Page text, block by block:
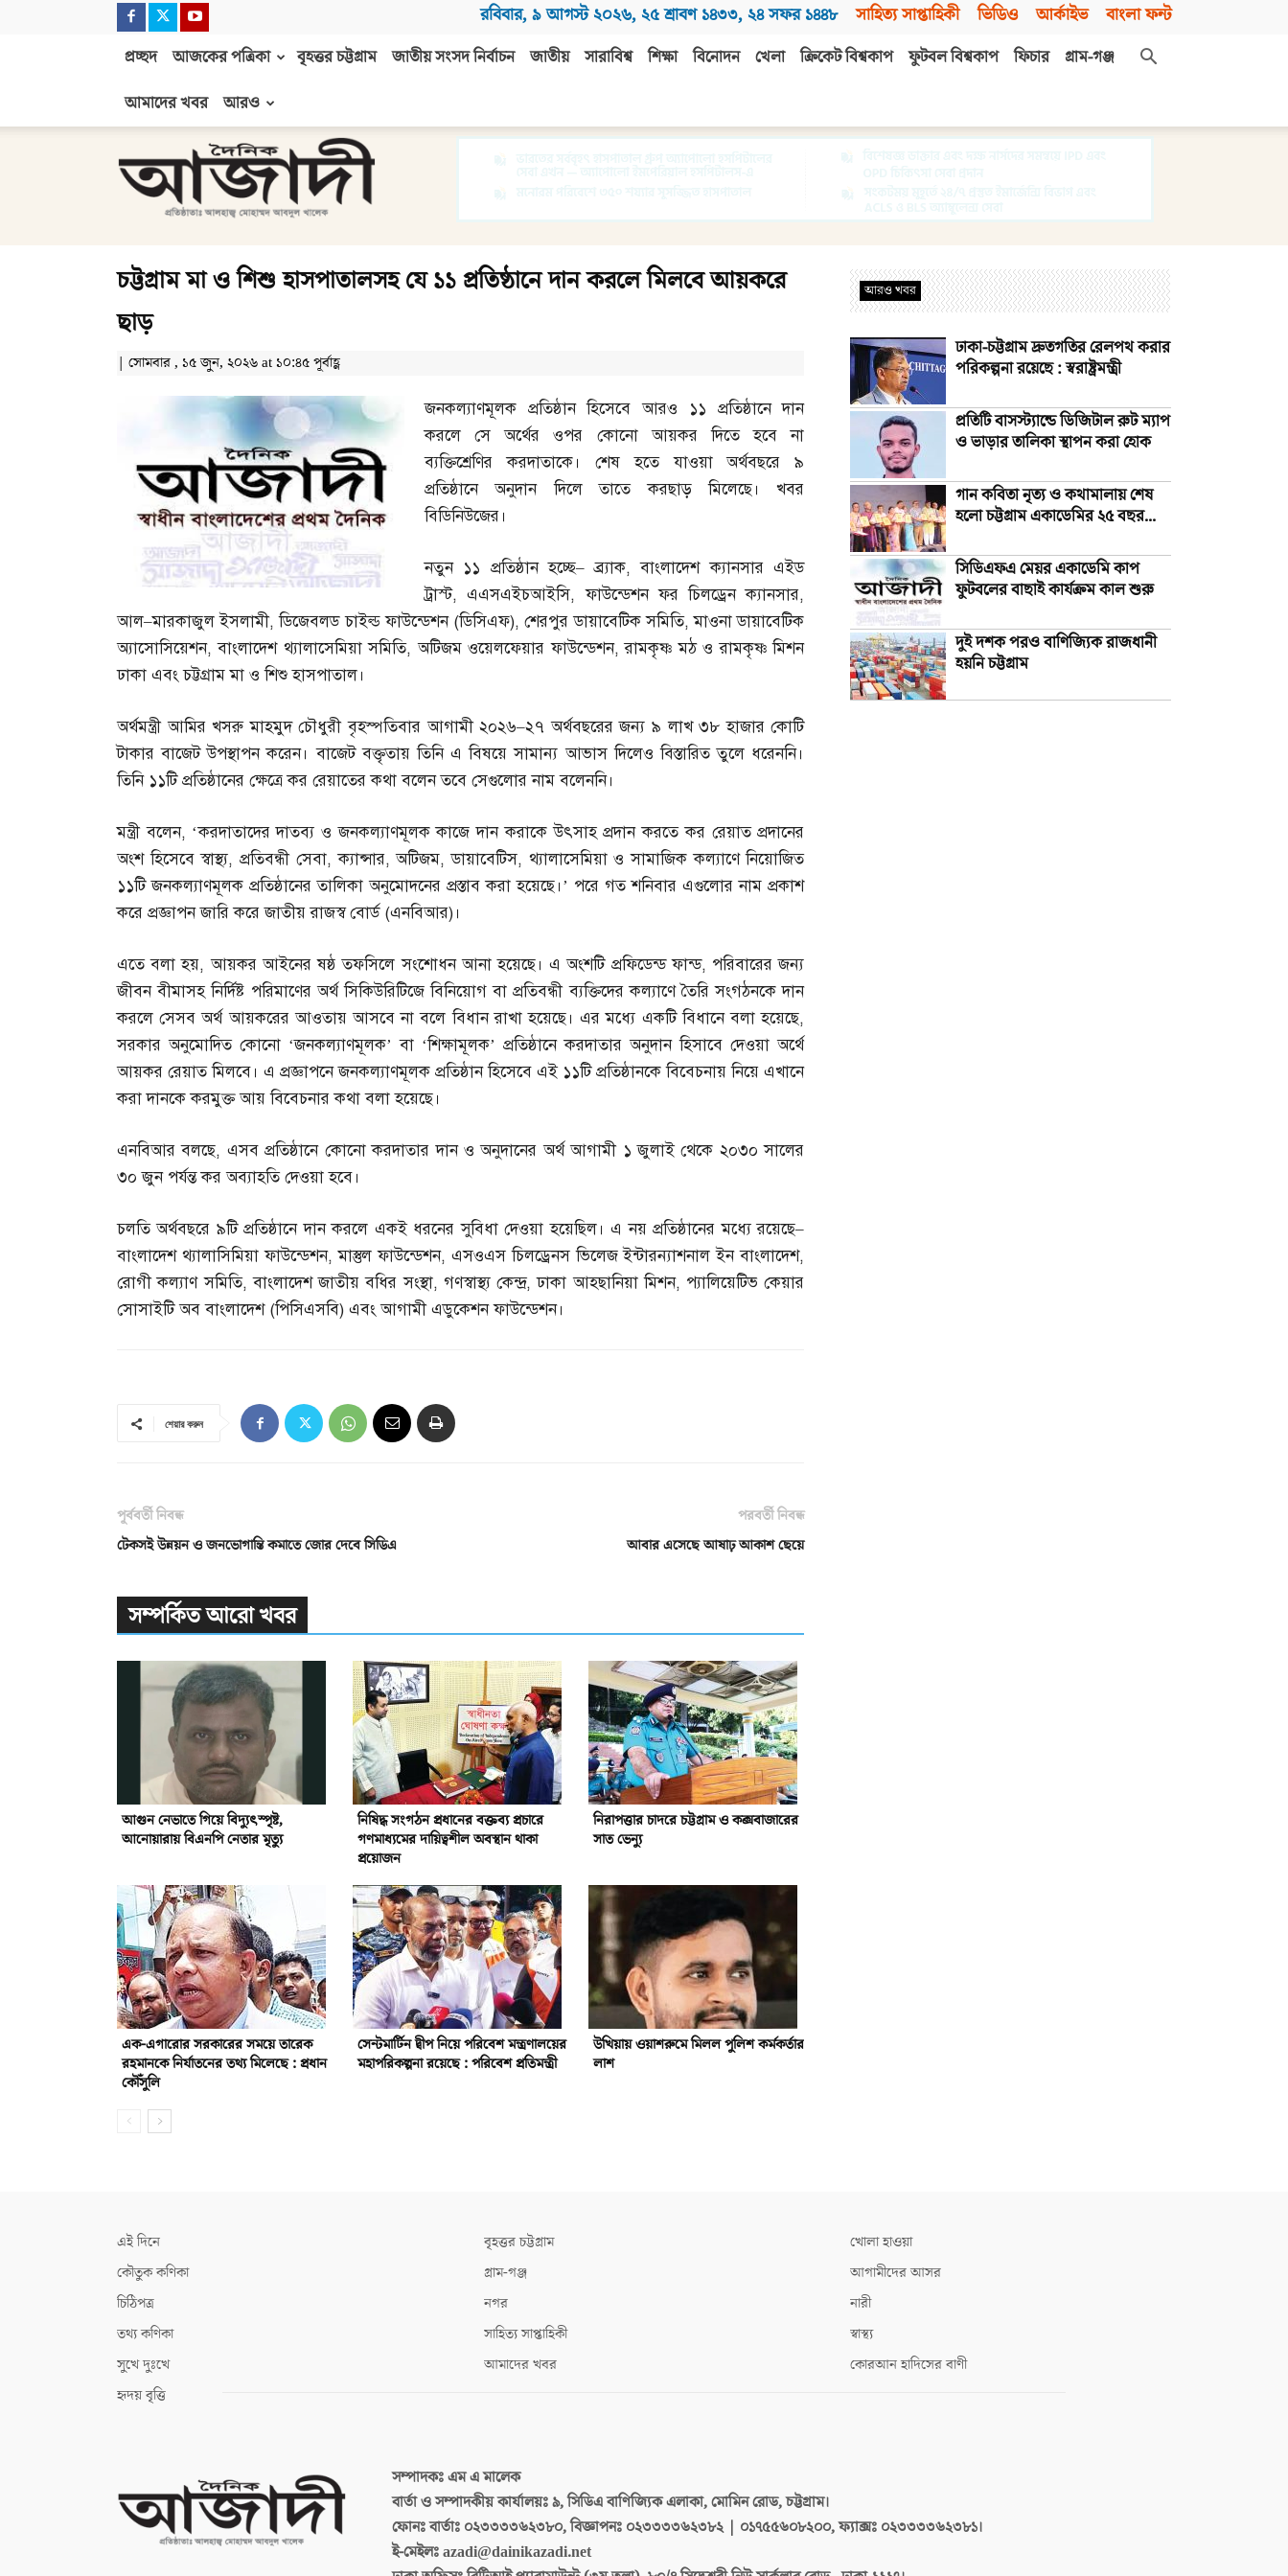
রবিবার, ৯ আগস্ট ২০২৬, ২৫ শ্রাবণ ১৪৩৩, ২৪ সফর ১৪৪৮ সাহিত্য সাপ্তাহিকী ভিডিও আর্কাইভ বাংলা ফন্ট
প্রচ্ছদ আজকের পত্রিকা বৃহত্তর চট্টগ্রাম জাতীয় সংসদ নির্বাচন জাতীয় সারাবিশ্ব শিক্ষা বিনোদন খেলা ক্রিকেট বিশ্বকাপ ফুটবল বিশ্বকাপ ফিচার
গ্রাম-গঞ্জ
আমাদের খবর
আরও
আজাদী
চট্টগ্রাম মা ও শিশু হাসপাতালসহ যে ১১ প্রতিষ্ঠানে দান করলে মিলবে আয়করে
ছাড়
| সোমবার , ১৫ জুন, ২০২৬ at ১০:৪৫ পূর্বাহ্ণ
জনকল্যাণমূলক প্রতিষ্ঠান হিসেবে আরও ১১ প্রতিষ্ঠানে দান
করলে সে অর্থের ওপর কোনো আয়কর দিতে হবে না
ব্যক্তিশ্রেণির করদাতাকে। শেষ হতে যাওয়া অর্থবছরে ৯
প্রতিষ্ঠানে অনুদান দিলে তাতে করছাড় মিলেছে। খবর
বিডিনিউজের।
নতুন ১১ প্রতিষ্ঠান হচ্ছে–ব্র্যাক,বাংলাদেশ ক্যানসার এইড
ট্রাস্ট,এএসএইচআইসি,ফাউন্ডেশন ফর চিলড্রেন ক্যানসার,
আল–মারকাজুল ইসলামী,ডিজেবলড চাইল্ড ফাউন্ডেশন (ডিসিএফ),শেরপুর ডায়াবেটিক সমিতি,মাওনা ডায়াবেটিক
অ্যাসোসিয়েশন,বাংলাদেশ থ্যালাসেমিয়া সমিতি,অটিজম ওয়েলফেয়ার ফাউন্ডেশন,রামকৃষ্ণ মঠ ও রামকৃষ্ণ মিশন
ঢাকা এবং চট্টগ্রাম মা ও শিশু হাসপাতাল।
অর্থমন্ত্রী আমির খসরু মাহমুদ চৌধুরী বৃহস্পতিবার আগামী ২০২৬–২৭ অর্থবছরের জন্য ৯ লাখ ৩৮ হাজার কোটি
টাকার বাজেট উপস্থাপন করেন। বাজেট বক্তৃতায় তিনি এ বিষয়ে সামান্য আভাস দিলেও বিস্তারিত তুলে ধরেননি।
তিনি ১১টি প্রতিষ্ঠানের ক্ষেত্রে কর রেয়াতের কথা বলেন তবে সেগুলোর নাম বলেননি।
মন্ত্রী বলেন, ‘করদাতাদের দাতব্য ও জনকল্যাণমূলক কাজে দান করাকে উৎসাহ প্রদান করতে কর রেয়াত প্রদানের
অংশ হিসেবে স্বাস্থ্য,প্রতিবন্ধী সেবা,ক্যান্সার,অটিজম,ডায়াবেটিস, থ্যালাসেমিয়া ও সামাজিক কল্যাণে নিয়োজিত
১১টি জনকল্যাণমূলক প্রতিষ্ঠানের তালিকা অনুমোদনের প্রস্তাব করা হয়েছে।’ পরে গত শনিবার এগুলোর নাম প্রকাশ
করে প্রজ্ঞাপন জারি করে জাতীয় রাজস্ব বোর্ড (এনবিআর)।
এতে বলা হয়,আয়কর আইনের ষষ্ঠ তফসিলে সংশোধন আনা হয়েছে। এ অংশটি প্রফিডেন্ড ফান্ড, পরিবারের জন্য
জীবন বীমাসহ নির্দিষ্ট পরিমাণের অর্থ সিকিউরিটিজে বিনিয়োগ বা প্রতিবন্ধী ব্যক্তিদের কল্যাণে তৈরি সংগঠনকে দান
করলে সেসব অর্থ আয়করের আওতায় আসবে না বলে বিধান রাখা হয়েছে। এর মধ্যে একটি বিধানে বলা হয়েছে,
সরকার অনুমোদিত কোনো ‘জনকল্যাণমূলক’ বা ‘শিক্ষামূলক’ প্রতিষ্ঠানে করদাতার অনুদান হিসাবে দেওয়া অর্থে
আয়কর রেয়াত মিলবে। এ প্রজ্ঞাপনে জনকল্যাণমূলক প্রতিষ্ঠান হিসেবে এই ১১টি প্রতিষ্ঠানকে বিবেচনায় নিয়ে এখানে
করা দানকে করমুক্ত আয় বিবেচনার কথা বলা হয়েছে।
এনবিআর বলছে, এসব প্রতিষ্ঠানে কোনো করদাতার দান ও অনুদানের অর্থ আগামী ১ জুলাই থেকে ২০৩০ সালের
৩০ জুন পর্যন্ত কর অব্যাহতি দেওয়া হবে।
চলতি অর্থবছরে ৯টি প্রতিষ্ঠানে দান করলে একই ধরনের সুবিধা দেওয়া হয়েছিল। এ নয় প্রতিষ্ঠানের মধ্যে রয়েছে–
বাংলাদেশ থ্যালাসিমিয়া ফাউন্ডেশন,মাস্তুল ফাউন্ডেশন, এসওএস চিলড্রেনস ভিলেজ ইন্টারন্যাশনাল ইন বাংলাদেশ,
রোগী কল্যাণ সমিতি,বাংলাদেশ জাতীয় বধির সংস্থা, গণস্বাস্থ্য কেন্দ্র,ঢাকা আহছানিয়া মিশন, প্যালিয়েটিভ কেয়ার
সোসাইটি অব বাংলাদেশ (পিসিএসবি) এবং আগামী এডুকেশন ফাউন্ডেশন।
শেয়ার করুন
পূর্ববর্তী নিবন্ধ
টেকসই উন্নয়ন ও জনভোগান্তি কমাতে জোর দেবে সিডিএ
পরবর্তী নিবন্ধ
আবার এসেছে আষাঢ় আকাশ ছেয়ে
সম্পর্কিত আরো খবর
আগুন নেভাতে গিয়ে বিদ্যুৎস্পৃষ্ট,
আনোয়ারায় বিএনপি নেতার মৃত্যু
নিষিদ্ধ সংগঠন প্রধানের বক্তব্য প্রচারে
গণমাধ্যমের দায়িত্বশীল অবস্থান থাকা
প্রয়োজন
নিরাপত্তার চাদরে চট্টগ্রাম ও কক্সবাজারের
সাত ভেন্যু
এক-এগারোর সরকারের সময়ে তারেক
রহমানকে নির্যাতনের তথ্য মিলেছে : প্রধান
কৌঁসুলি
সেন্টমার্টিন দ্বীপ নিয়ে পরিবেশ মন্ত্রণালয়ের
মহাপরিকল্পনা রয়েছে : পরিবেশ প্রতিমন্ত্রী
উখিয়ায় ওয়াশরুমে মিলল পুলিশ কর্মকর্তার
লাশ
আরও খবর
ঢাকা-চট্টগ্রাম দ্রুতগতির রেলপথ করার
পরিকল্পনা রয়েছে : স্বরাষ্ট্রমন্ত্রী
প্রতিটি বাসস্ট্যান্ডে ডিজিটাল রুট ম্যাপ
ও ভাড়ার তালিকা স্থাপন করা হোক
গান কবিতা নৃত্য ও কথামালায় শেষ
হলো চট্টগ্রাম একাডেমির ২৫ বছর...
সিডিএফএ মেয়র একাডেমি কাপ
ফুটবলের বাছাই কার্যক্রম কাল শুরু
দুই দশক পরও বাণিজ্যিক রাজধানী
হয়নি চট্টগ্রাম
এই দিনে
কৌতুক কণিকা
চিঠিপত্র
তথ্য কণিকা
সুখে দুঃখে
হৃদয় বৃত্তি
বৃহত্তর চট্টগ্রাম
গ্রাম-গঞ্জ
নগর
সাহিত্য সাপ্তাহিকী
আমাদের খবর
খোলা হাওয়া
আগামীদের আসর
নারী
স্বাস্থ্য
কোরআন হাদিসের বাণী
সম্পাদকঃএম এ মালেক
বার্তা ও সম্পাদকীয় কার্যালয়ঃ৯, সিডিএ বাণিজ্যিক এলাকা, মোমিন রোড, চট্টগ্রাম।
ফোনঃ বার্তাঃ ০২৩৩৩৩৬২৩৮০, বিজ্ঞাপনঃ ০২৩৩৩৩৬২৩৮২ | ০১৭৫৫৬০৮২০০, ফ্যাক্সঃ ০২৩৩৩৩৬২৩৮১।
ই-মেইলঃazadi@dainikazadi.net